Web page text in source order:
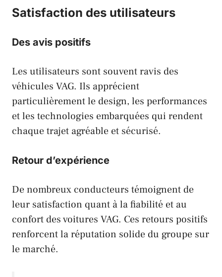
Satisfaction des utilisateurs
Des avis positifs
Les utilisateurs sont souvent ravis des
véhicules VAG. Ils apprécient
particulièrement le design, les performances
et les technologies embarquées qui rendent
chaque trajet agréable et sécurisé.
Retour d’expérience
De nombreux conducteurs témoignent de
leur satisfaction quant à la fiabilité et au
confort des voitures VAG. Ces retours positifs
renforcent la réputation solide du groupe sur
le marché.